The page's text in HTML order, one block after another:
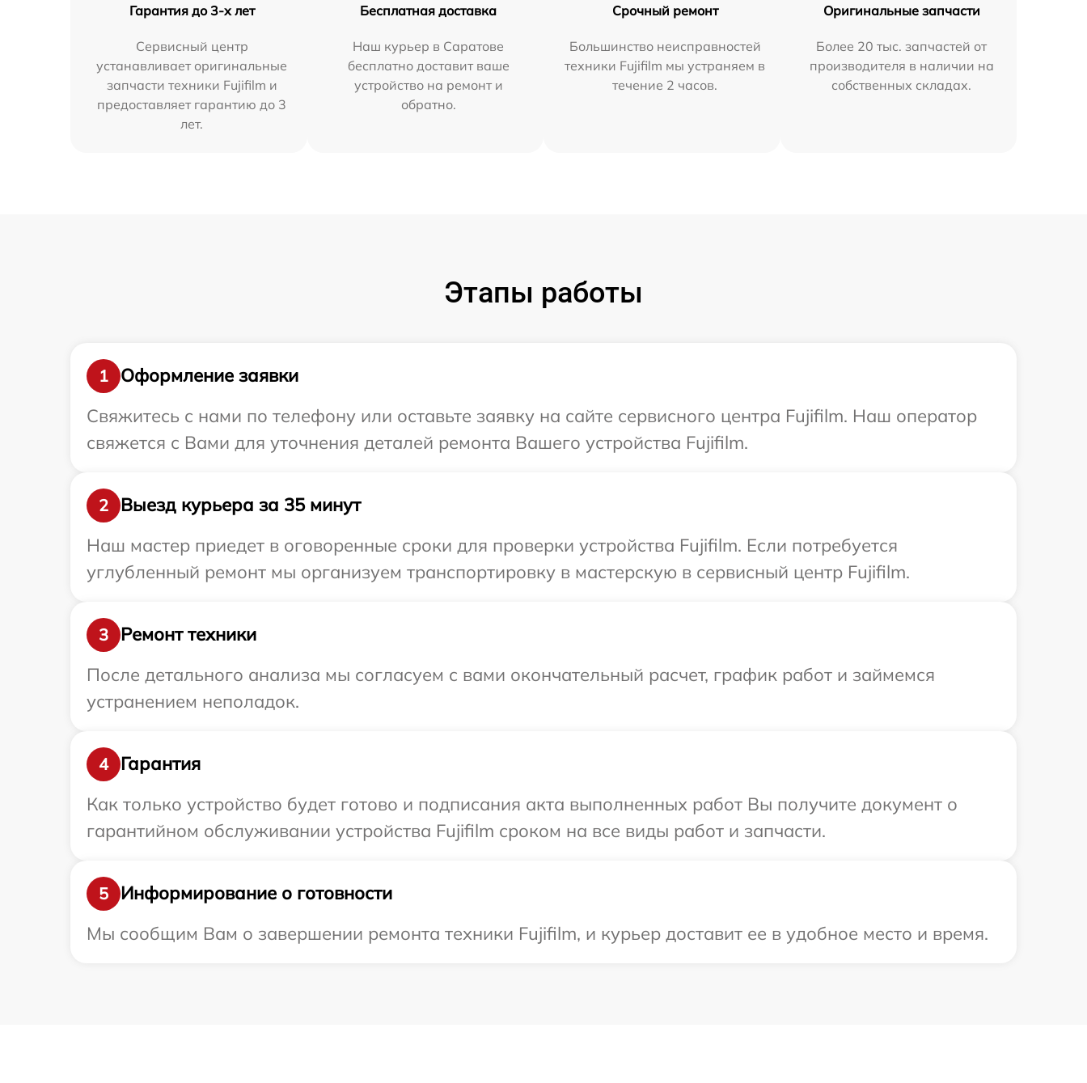
Гарантия до 3-х лет
Сервисный центр
устанавливает оригинальные
запчасти техники Fujifilm и
предоставляет гарантию до 3
лет.
Бесплатная доставка
Наш курьер в Саратове
бесплатно доставит ваше
устройство на ремонт и
обратно.
Срочный ремонт
Большинство неисправностей
техники Fujifilm мы устраняем в
течение 2 часов.
Оригинальные запчасти
Более 20 тыс. запчастей от
производителя в наличии на
собственных складах.
Этапы работы
1
Оформление заявки
Свяжитесь с нами по телефону или оставьте заявку на сайте сервисного центра Fujifilm. Наш оператор
свяжется с Вами для уточнения деталей ремонта Вашего устройства Fujifilm.
2
Выезд курьера за 35 минут
Наш мастер приедет в оговоренные сроки для проверки устройства Fujifilm. Если потребуется
углубленный ремонт мы организуем транспортировку в мастерскую в сервисный центр Fujifilm.
3
Ремонт техники
После детального анализа мы согласуем с вами окончательный расчет, график работ и займемся
устранением неполадок.
4
Гарантия
Как только устройство будет готово и подписания акта выполненных работ Вы получите документ о
гарантийном обслуживании устройства Fujifilm сроком на все виды работ и запчасти.
5
Информирование о готовности
Мы сообщим Вам о завершении ремонта техники Fujifilm, и курьер доставит ее в удобное место и время.